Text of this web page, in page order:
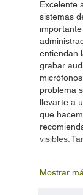
Excelente
sistemas
entiendan
grabar
problema
llevarte a
que
visibles.
Mostrar